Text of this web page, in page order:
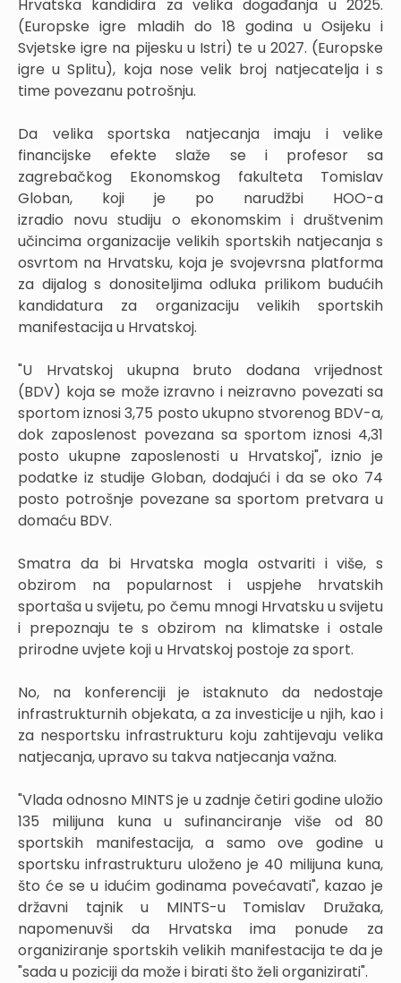
Hrvatska kandidira za velika događanja u 2025.
(Europske igre mladih do 18 godina u Osijeku i
Svjetske igre na pijesku u Istri) te u 2027. (Europske
igre u Splitu), koja nose velik broj natjecatelja i s
time povezanu potrošnju.
Da velika sportska natjecanja imaju i velike
financijske efekte slaže se i profesor sa
zagrebačkog Ekonomskog fakulteta Tomislav
Globan, koji je po narudžbi HOO-a
izradio novu studiju o ekonomskim i društvenim
učincima organizacije velikih sportskih natjecanja s
osvrtom na Hrvatsku, koja je svojevrsna platforma
za dijalog s donositeljima odluka prilikom budućih
kandidatura za organizaciju velikih sportskih
manifestacija u Hrvatskoj.
"U Hrvatskoj ukupna bruto dodana vrijednost
(BDV) koja se može izravno i neizravno povezati sa
sportom iznosi 3,75 posto ukupno stvorenog BDV-a,
dok zaposlenost povezana sa sportom iznosi 4,31
posto ukupne zaposlenosti u Hrvatskoj", iznio je
podatke iz studije Globan, dodajući i da se oko 74
posto potrošnje povezane sa sportom pretvara u
domaću BDV.
Smatra da bi Hrvatska mogla ostvariti i više, s
obzirom na popularnost i uspjehe hrvatskih
sportaša u svijetu, po čemu mnogi Hrvatsku u svijetu
i prepoznaju te s obzirom na klimatske i ostale
prirodne uvjete koji u Hrvatskoj postoje za sport.
No, na konferenciji je istaknuto da nedostaje
infrastrukturnih objekata, a za investicije u njih, kao i
za nesportsku infrastrukturu koju zahtijevaju velika
natjecanja, upravo su takva natjecanja važna.
"Vlada odnosno MINTS je u zadnje četiri godine uložio
135 milijuna kuna u sufinanciranje više od 80
sportskih manifestacija, a samo ove godine u
sportsku infrastrukturu uloženo je 40 milijuna kuna,
što će se u idućim godinama povećavati", kazao je
državni tajnik u MINTS-u Tomislav Družaka,
napomenuvši da Hrvatska ima ponude za
organiziranje sportskih velikih manifestacija te da je
"sada u poziciji da može i birati što želi organizirati".